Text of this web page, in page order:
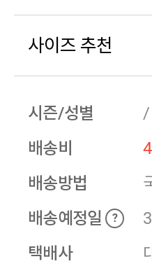
사이즈 추천
시즌/성별
/
배송비
배송방법
배송예정일
?
택배사